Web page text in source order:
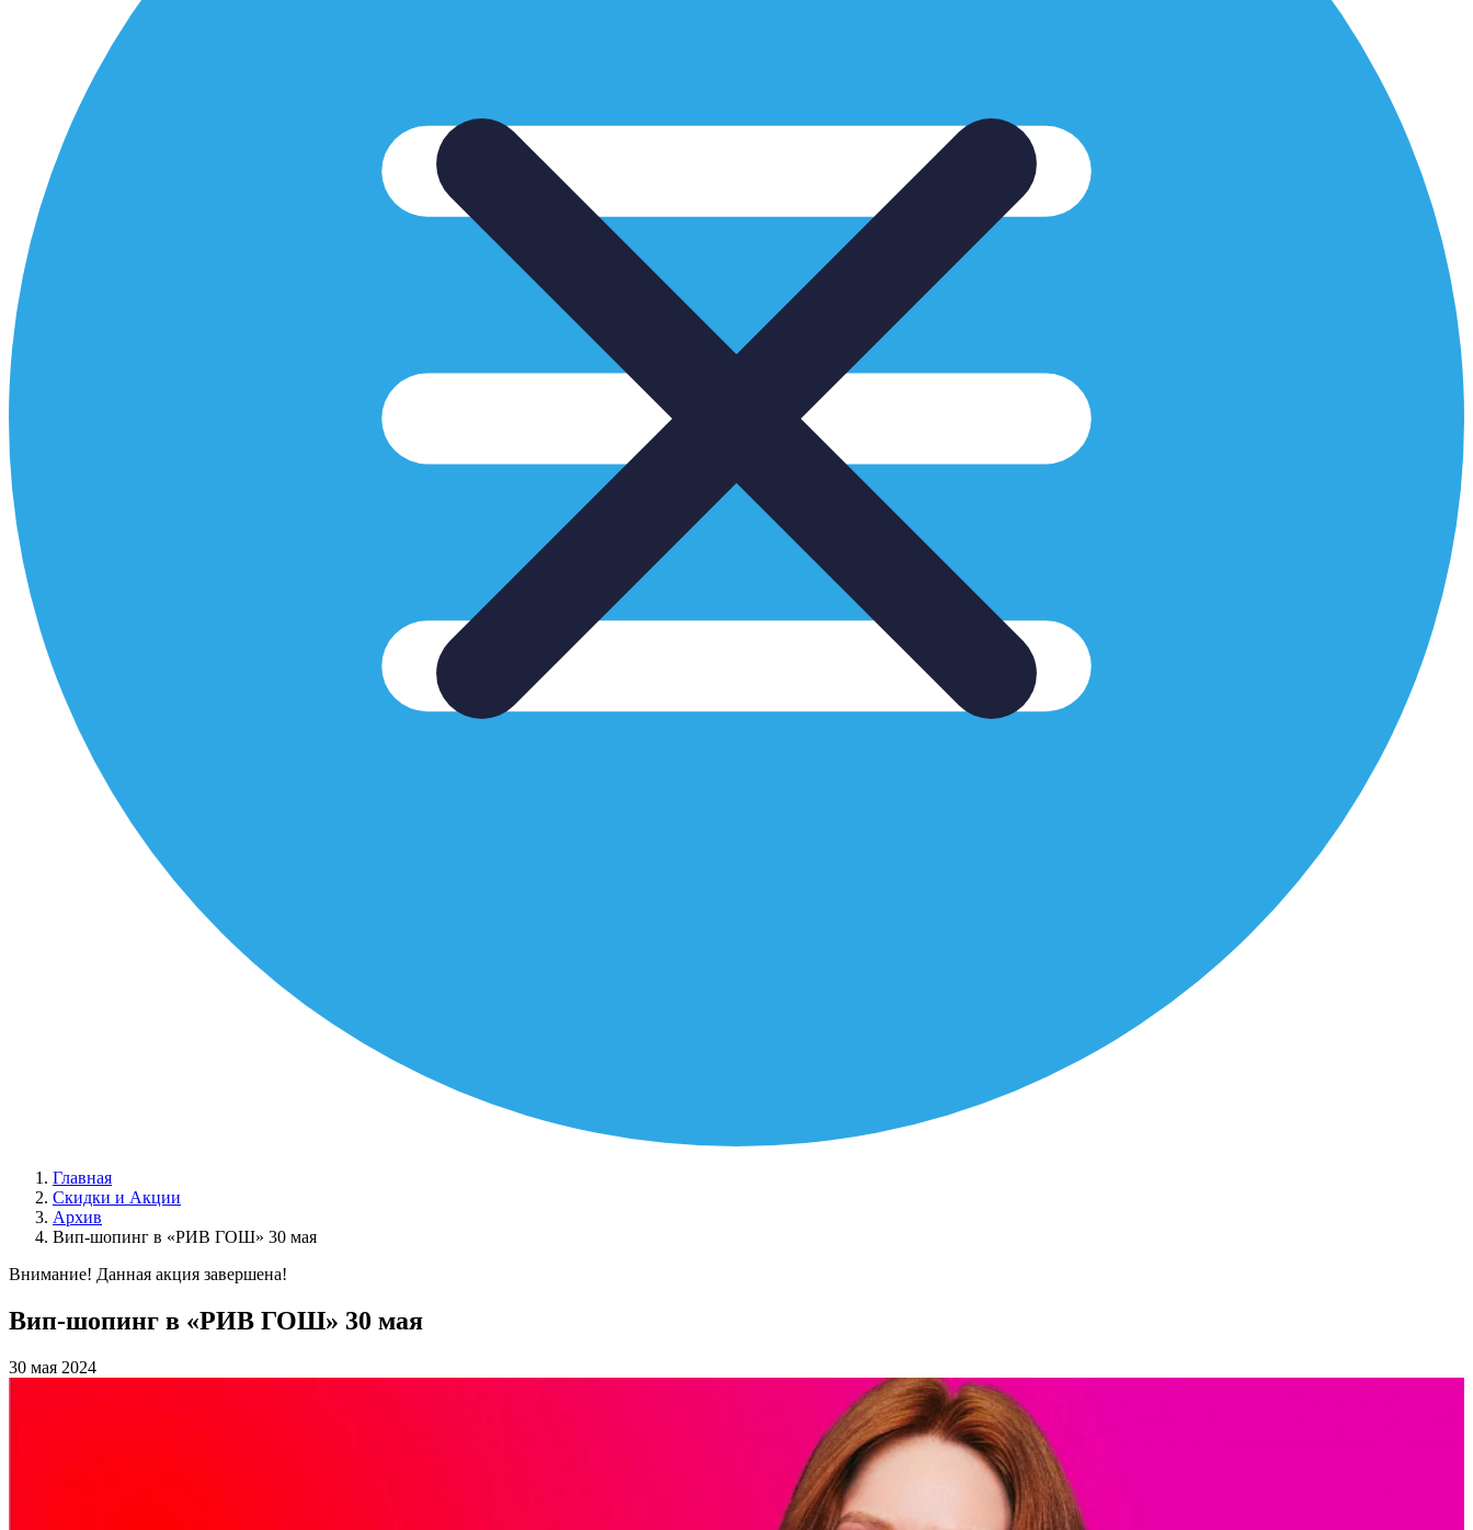
Главная
Скидки и Акции
Архив
Вип-шопинг в «РИВ ГОШ»‎ 30 мая
Внимание! Данная акция завершена!
Вип-шопинг в «РИВ ГОШ»‎ 30 мая
30 мая 2024